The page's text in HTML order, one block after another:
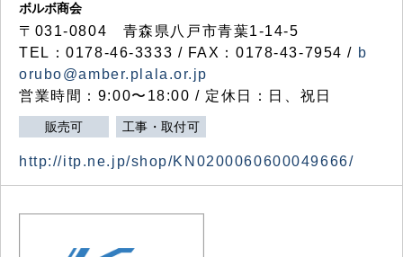
ボルボ商会
〒031-0804 青森県八戸市青葉1-14-5
TEL：0178-46-3333 / FAX：0178-43-7954 / b
orubo@amber.plala.or.jp
営業時間：9:00〜18:00 / 定休日：日、祝日
販売可 工事・取付可
http://itp.ne.jp/shop/KN0200060600049666/